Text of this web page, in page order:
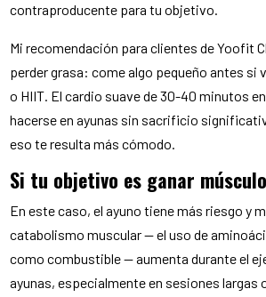
contraproducente para tu objetivo.
Mi recomendación para clientes de Yoofit
perder grasa: come algo pequeño antes si
o HIIT. El cardio suave de 30-40 minutos
hacerse en ayunas sin sacrificio
eso te resulta más cómodo.
Si tu objetivo es ganar
En este caso, el ayuno tiene más riesgo y
catabolismo muscular — el uso de
como combustible — aumenta durante el
ayunas, especialmente en sesiones largas